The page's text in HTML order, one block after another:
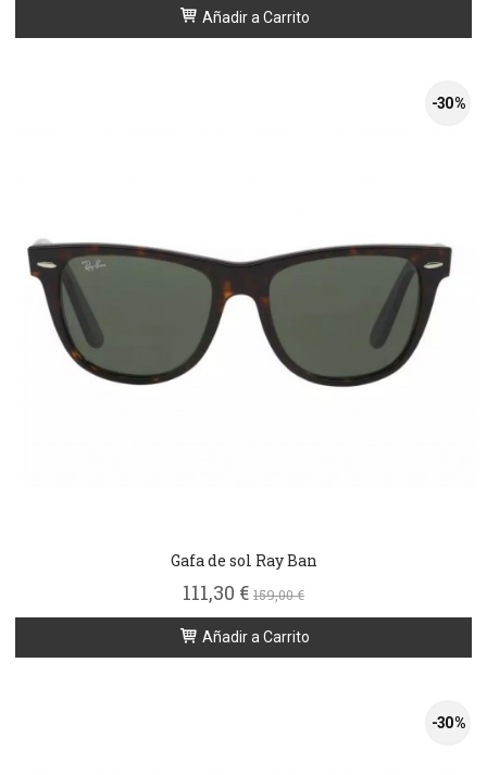
Añadir a Carrito
-30 %
Gafa de sol Ray Ban
111,30 € 159,00 €
Añadir a Carrito
-30 %